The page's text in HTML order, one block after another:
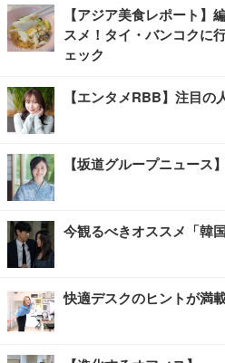
【アジア美食レポート】
スメ！タイ・バンコクに
ェック
【エンタメRBB】注目の
【坂道グループニュース
今観るべきオススメ「韓
快適デスクのヒントが満